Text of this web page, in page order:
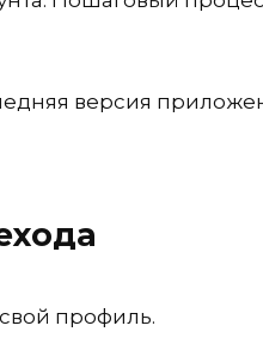
версия
профиль.